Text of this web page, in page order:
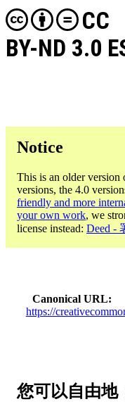
CC
BY-ND 3.0
Notice
This is an older version
versions, the 4.0
friendly and more
your own work, we
license instead: Deed -
Canonical URL
https://
您可以自由地